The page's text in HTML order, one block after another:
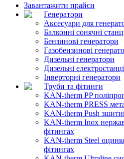
Завантажити прайси
Генератори
Аксесуари для
Балконні сонячні
Бензинові генератори
Газобензинові
Дизельні генератори
Дизельні
Інверторні генератори
Труби та фітинги
KAN-therm PP
KAN-therm PRESS
KAN-therm Push
KAN-therm Inox
фітингах
KAN-therm Steel
фітингах